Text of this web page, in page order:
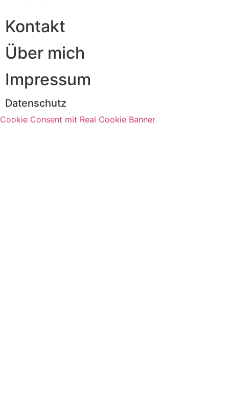
Kontakt
Über mich
Impressum
Datenschutz
Cookie Consent mit Real Cookie Banner